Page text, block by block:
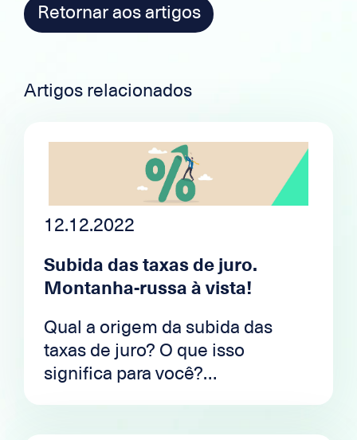
Retornar aos artigos
Artigos relacionados
12.12.2022
Subida das taxas de juro.
Montanha-russa à vista!
Qual a origem da subida das
taxas de juro? O que isso
significa para você?